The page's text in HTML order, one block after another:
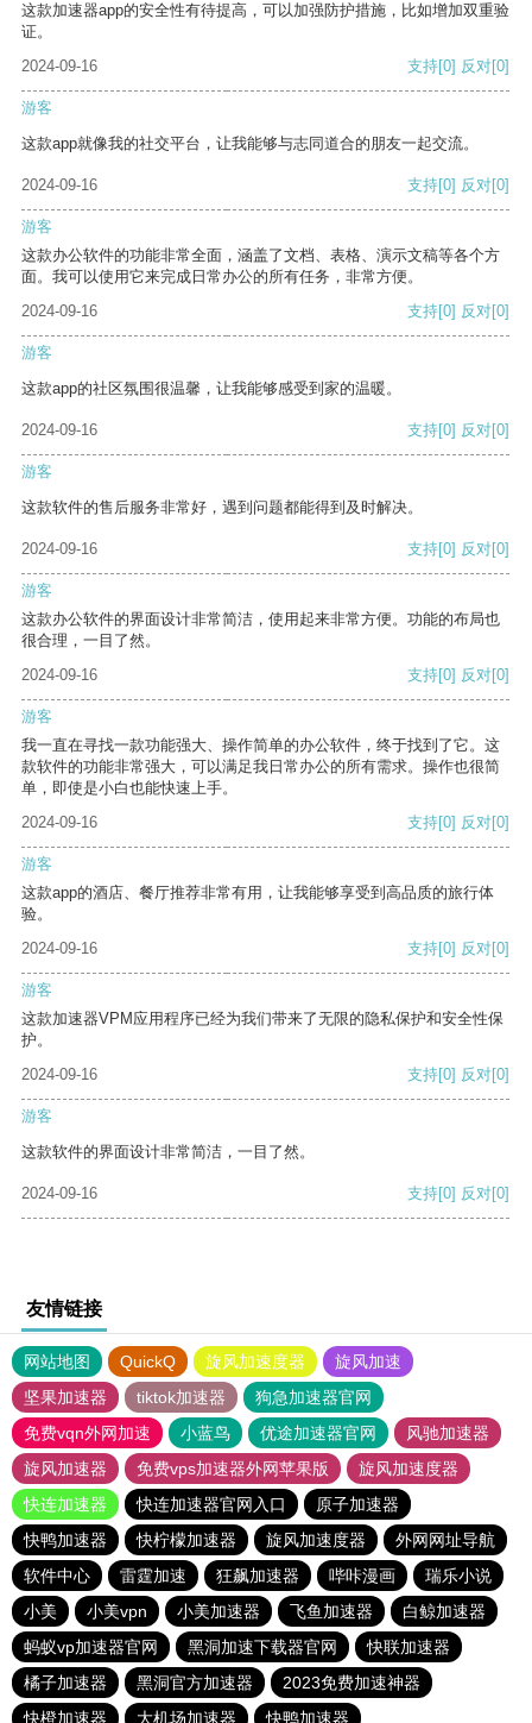
这款加速器app的安全性有待提高，可以加强防护措施，比如增加双重验
证。
2024-09-16
支持[0] 反对[0]
游客
这款app就像我的社交平台，让我能够与志同道合的朋友一起交流。
2024-09-16 支持[0] 反对[0]
游客
这款办公软件的功能非常全面，涵盖了文档、表格、演示文稿等各个方
面。我可以使用它来完成日常办公的所有任务，非常方便。
2024-09-16
支持[0] 反对[0]
游客
这款app的社区氛围很温馨，让我能够感受到家的温暖。
2024-09-16 支持[0] 反对[0]
游客
这款软件的售后服务非常好，遇到问题都能得到及时解决。
2024-09-16 支持[0] 反对[0]
游客
这款办公软件的界面设计非常简洁，使用起来非常方便。功能的布局也
很合理，一目了然。
2024-09-16
支持[0] 反对[0]
游客
我一直在寻找一款功能强大、操作简单的办公软件，终于找到了它。这
款软件的功能非常强大，可以满足我日常办公的所有需求。操作也很简
单，即使是小白也能快速上手。
2024-09-16
支持[0] 反对[0]
游客
这款app的酒店、餐厅推荐非常有用，让我能够享受到高品质的旅行体
验。
2024-09-16
支持[0] 反对[0]
游客
这款加速器VPM应用程序已经为我们带来了无限的隐私保护和安全性保
护。
2024-09-16
支持[0] 反对[0]
游客
这款软件的界面设计非常简洁，一目了然。
2024-09-16 支持[0] 反对[0]
友情链接
网站地图 QuickQ 旋风加速度器
旋风加速
坚果加速器
tiktok加速器
狗急加速器官网
免费vqn外网加速
小蓝鸟 优途加速器官网
风驰加速器
旋风加速器
免费vps加速器外网苹果版
旋风加速度器
快连加速器
快连加速器官网入口
原子加速器
快鸭加速器
快柠檬加速器 旋风加速度器
外网网址导航
软件中心
雷霆加速 狂飙加速器 哔咔漫画
瑞乐小说
小美
小美vpn 小美加速器 飞鱼加速器
白鲸加速器
蚂蚁vp加速器官网
黑洞加速下载器官网
快联加速器
橘子加速器
黑洞官方加速器
2023免费加速神器
快橙加速器
大机场加速器 快鸭加速器